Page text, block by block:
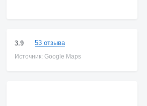
3.9 53 отзыва
Источник: Google Maps